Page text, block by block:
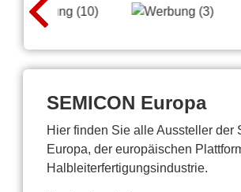
SEMICON Europa
Hier finden Sie alle Aussteller der
Europa, der europäischen
Halbleiterfertigungsindustrie.